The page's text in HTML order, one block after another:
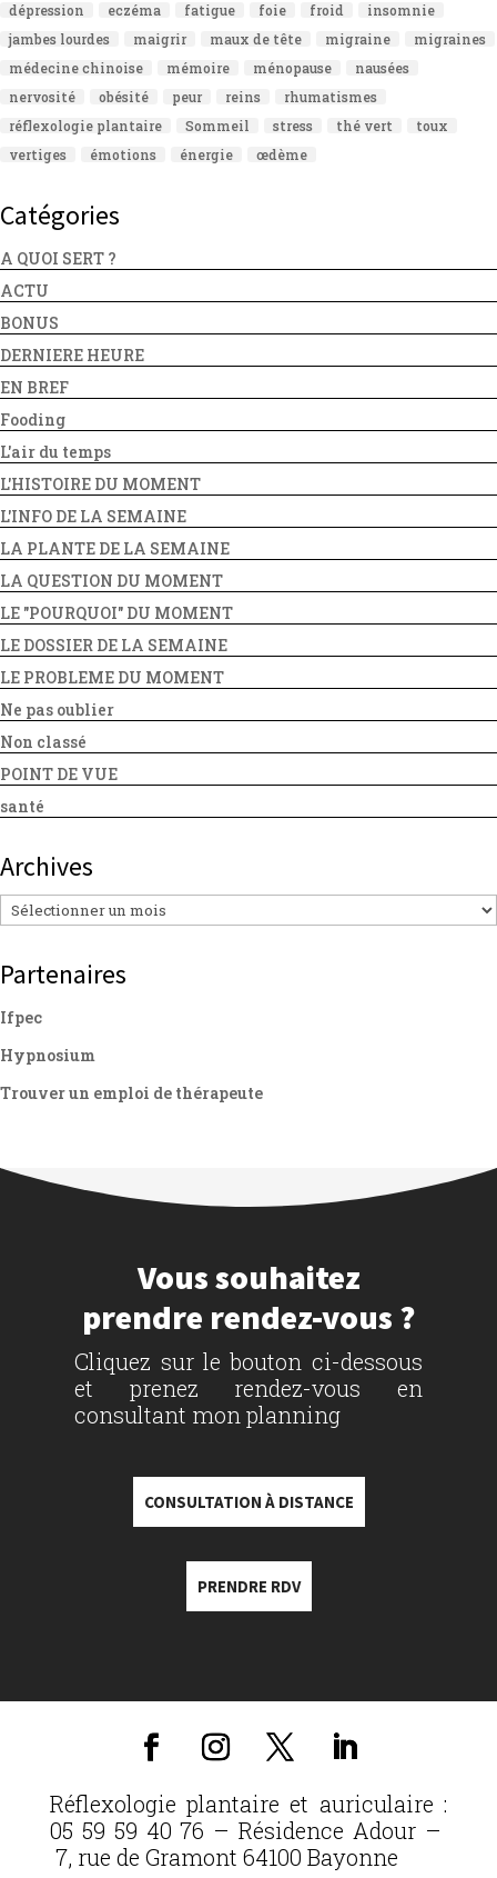
dépression
eczéma fatigue foie froid
insomnie
jambes lourdes
maigrir maux de tête migraine
migraines
médecine chinoise
mémoire ménopause
nausées
nervosité
obésité peur reins
rhumatismes
réflexologie plantaire
Sommeil stress thé vert
toux
vertiges
émotions énergie œdème
Catégories
A QUOI SERT ?
ACTU
BONUS
DERNIERE HEURE
EN BREF
Fooding
L'air du temps
L'HISTOIRE DU MOMENT
L'INFO DE LA SEMAINE
LA PLANTE DE LA SEMAINE
LA QUESTION DU MOMENT
LE "POURQUOI" DU MOMENT
LE DOSSIER DE LA SEMAINE
LE PROBLEME DU MOMENT
Ne pas oublier
Non classé
POINT DE VUE
santé
Archives
Archives
Partenaires
Ifpec
Hypnosium
Trouver un emploi de thérapeute
Vous souhaitez
prendre rendez-vous ?
Cliquez sur le bouton ci-dessous
et prenez rendez-vous en
consultant mon planning
CONSULTATION À DISTANCE
PRENDRE RDV
Réflexologie plantaire et auriculaire :
05 59 59 40 76 – Résidence Adour –
7, rue de Gramont 64100 Bayonne